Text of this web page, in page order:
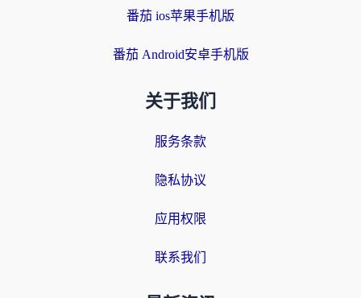
番茄 ios苹果手机版
番茄 Android安卓手机版
关于我们
服务条款
隐私协议
应用权限
联系我们